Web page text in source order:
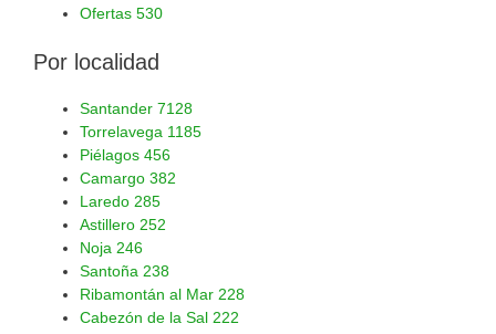
Ofertas 530
Por localidad
Santander 7128
Torrelavega 1185
Piélagos 456
Camargo 382
Laredo 285
Astillero 252
Noja 246
Santoña 238
Ribamontán al Mar 228
Cabezón de la Sal 222